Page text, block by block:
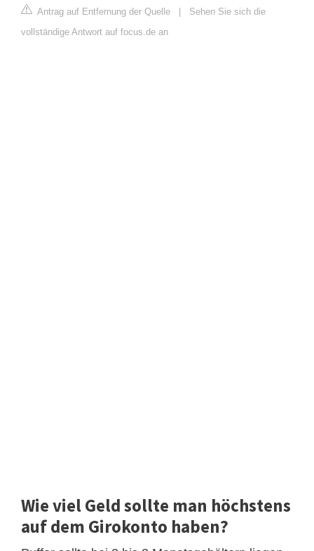
Antrag auf Entfernung der Quelle | Sehen Sie sich die
vollständige Antwort auf focus.de an
Wie viel Geld sollte man höchstens
auf dem Girokonto haben?